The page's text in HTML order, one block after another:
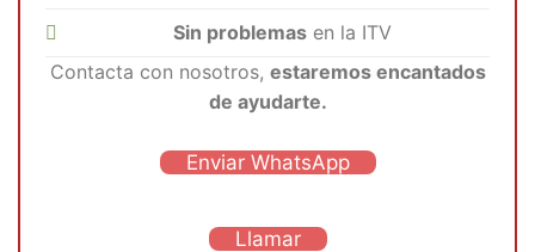
Sin problemas en la ITV
Contacta con nosotros, estaremos encantados
de ayudarte.
Enviar WhatsApp
Llamar